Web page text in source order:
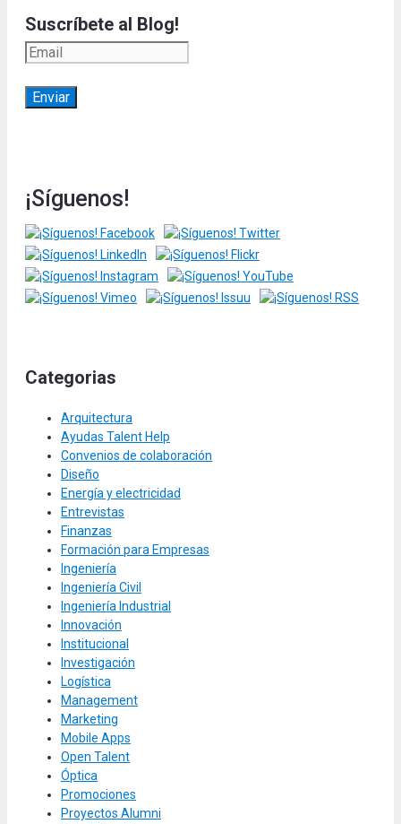
Suscríbete al Blog!
¡Síguenos!
Categorias
Arquitectura
Ayudas Talent Help
Convenios de colaboración
Diseño
Energía y electricidad
Entrevistas
Finanzas
Formación para Empresas
Ingeniería
Ingeniería Civil
Ingeniería Industrial
Innovación
Institucional
Investigación
Logística
Management
Marketing
Mobile Apps
Open Talent
Óptica
Promociones
Proyectos Alumni